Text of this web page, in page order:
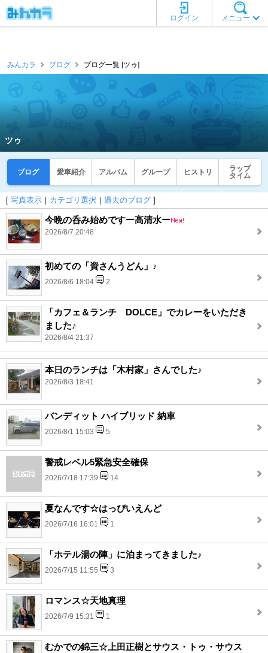
メニュー
ログイン
みんカラ ブログ ブログ一覧 [ツゥ]
ツゥ
ブログ 愛車紹介 アルバム グループ ヒストリ
ラップ
タイム
[ 写真表示 ｜ カテゴリ選択 ｜ 過去のブログ ]
今晩の呑み始めですー高清水ー
2026/8/7 20:48
初めての「資さんうどん」♪
2026/8/6 18:04 2
「カフェ＆ランチ DOLCE」でカレーをいただき
ました♪
2026/8/4 21:37
本日のランチは「木村家」さんでした♪
2026/8/3 18:41
バンディット ハイブリッド 納車
2026/8/1 15:03 5
警戒レベル5緊急安全確保
2026/7/18 17:39 14
夏なんです☆はっぴいえんど
2026/7/16 16:01 1
「ホテル湯の陣」に泊まってきました♪
2026/7/15 11:55 3
ロマンス☆天地真理
2026/7/9 15:31 1
むかでの錦三☆上田正樹とサウス・トゥ・サウス